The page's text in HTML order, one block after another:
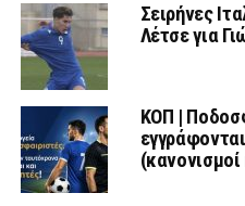
Σειρήνες
Λέτσε για
ΚΟΠ |